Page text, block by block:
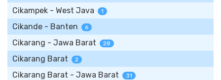
Cikampek - West Java 1
Cikande - Banten 6
Cikarang - Jawa Barat 28
Cikarang Barat 2
Cikarang Barat - Jawa Barat 31